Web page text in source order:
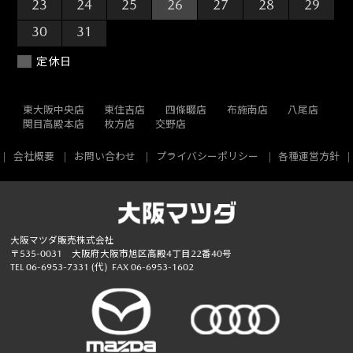
23 24 25 26 27 28
29
30
31
定休日
東大阪中央店 東住吉店 四條畷店 布施南店
八尾店
関目高殿本店
枚方店 交野店
会社概要 お問い合わせ プライバシーポリシー 各種運営方針
大阪マツダ販売株式会社
〒535-0031 大阪府大阪市旭区高殿4丁目22番40号
TEL 06-6953-7331 (代) FAX 06-6953-1602